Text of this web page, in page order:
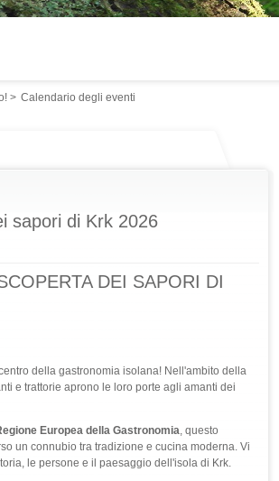
> Calendario degli eventi
sapori di Krk 2026
DEI SAPORI DI
della gastronomia isolana! Nell'ambito della
e trattorie aprono le loro porte agli amanti dei
Europea della Gastronomia, questo
un connubio tra tradizione e cucina moderna. Vi
le persone e il paesaggio dell'isola di Krk.